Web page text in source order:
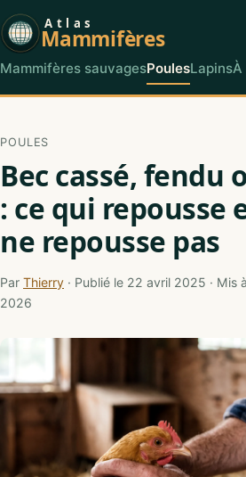
Atlas
Mammifères
Mammifères sauvagesPoulesLapinsÀ
POULES
Bec cassé, fendu
: ce qui repousse
ne repousse pas
Par Thierry · Publié le 22 avril 2025 · Mis
2026